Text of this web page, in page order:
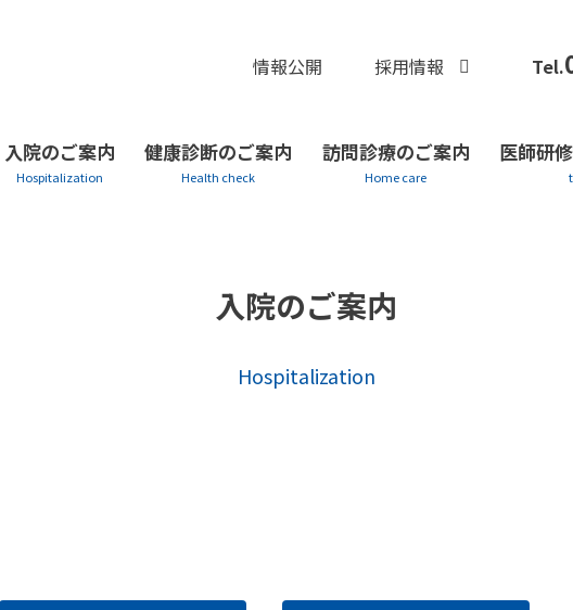
情報公開 採用情報 Tel.
入院のご案内 健康診断のご案内 訪問診療のご案内 医師研
入院のご案内
Hospitalization